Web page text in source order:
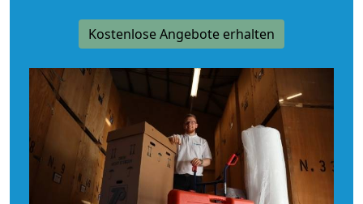
Kostenlose Angebote erhalten